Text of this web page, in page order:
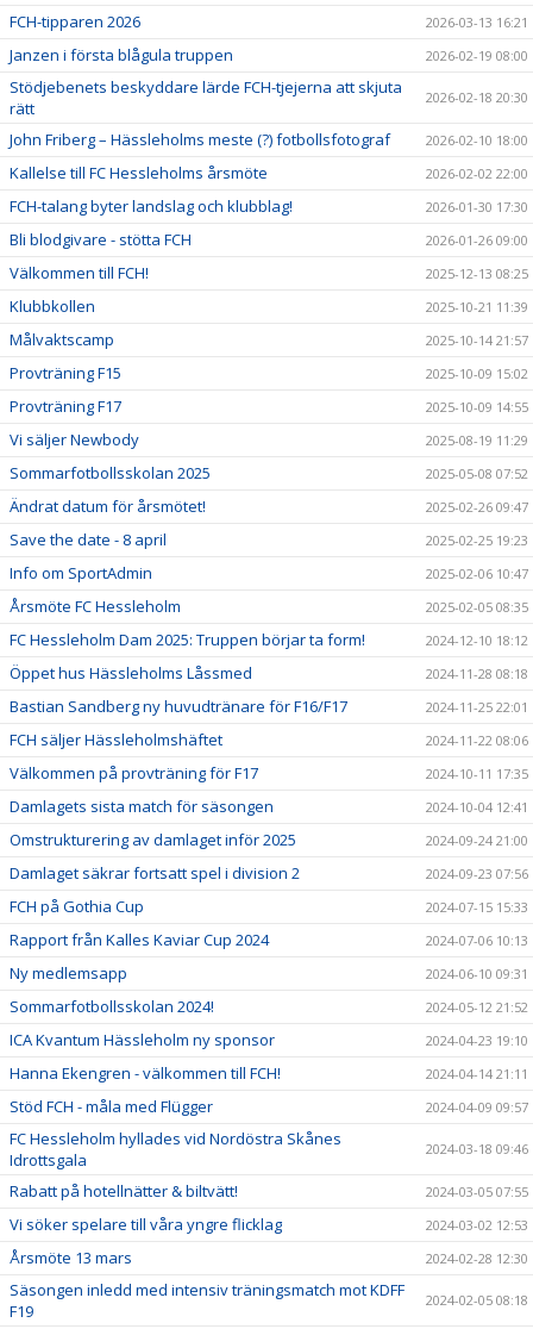
FCH-tipparen 2026 2026-03-13 16:21
Janzen i första blågula truppen 2026-02-19 08:00
Stödjebenets beskyddare lärde FCH-tjejerna att skjuta
rätt
2026-02-18 20:30
John Friberg – Hässleholms meste (?) fotbollsfotograf 2026-02-10 18:00
Kallelse till FC Hessleholms årsmöte 2026-02-02 22:00
FCH-talang byter landslag och klubblag! 2026-01-30 17:30
Bli blodgivare - stötta FCH 2026-01-26 09:00
Välkommen till FCH! 2025-12-13 08:25
Klubbkollen 2025-10-21 11:39
Målvaktscamp 2025-10-14 21:57
Provträning F15 2025-10-09 15:02
Provträning F17 2025-10-09 14:55
Vi säljer Newbody 2025-08-19 11:29
Sommarfotbollsskolan 2025 2025-05-08 07:52
Ändrat datum för årsmötet! 2025-02-26 09:47
Save the date - 8 april 2025-02-25 19:23
Info om SportAdmin 2025-02-06 10:47
Årsmöte FC Hessleholm 2025-02-05 08:35
FC Hessleholm Dam 2025: Truppen börjar ta form! 2024-12-10 18:12
Öppet hus Hässleholms Låssmed 2024-11-28 08:18
Bastian Sandberg ny huvudtränare för F16/F17 2024-11-25 22:01
FCH säljer Hässleholmshäftet 2024-11-22 08:06
Välkommen på provträning för F17 2024-10-11 17:35
Damlagets sista match för säsongen 2024-10-04 12:41
Omstrukturering av damlaget inför 2025 2024-09-24 21:00
Damlaget säkrar fortsatt spel i division 2 2024-09-23 07:56
FCH på Gothia Cup 2024-07-15 15:33
Rapport från Kalles Kaviar Cup 2024 2024-07-06 10:13
Ny medlemsapp 2024-06-10 09:31
Sommarfotbollsskolan 2024! 2024-05-12 21:52
ICA Kvantum Hässleholm ny sponsor 2024-04-23 19:10
Hanna Ekengren - välkommen till FCH! 2024-04-14 21:11
Stöd FCH - måla med Flügger 2024-04-09 09:57
FC Hessleholm hyllades vid Nordöstra Skånes
Idrottsgala
2024-03-18 09:46
Rabatt på hotellnätter & biltvätt! 2024-03-05 07:55
Vi söker spelare till våra yngre flicklag 2024-03-02 12:53
Årsmöte 13 mars 2024-02-28 12:30
Säsongen inledd med intensiv träningsmatch mot KDFF
F19
2024-02-05 08:18